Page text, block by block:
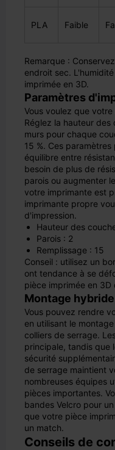
PLA Faible
Remarque :
endroit sec.
imprimée en 3D.
Paramètres
Vous voulez que
Réglez la hauteur des
murs pour chaque
15 %. Ces
équilibre entre
besoin de plus de
parois ou augmenter
votre imprimante est
imprimante propre
d'impression.
Hauteur des
Parois : 2
Remplissage : 15
Conseil : utilisez un
ont tendance à se
pièce imprimée en 3D
Montage hybride
Vous pouvez rendre
en utilisant le
colliers de serrage.
principale, tandis que
sécurité
de serrage maintient
nombreuses équipes
pièces importantes.
bandes Velcro pour
que votre pièce
un match.
Conseils de